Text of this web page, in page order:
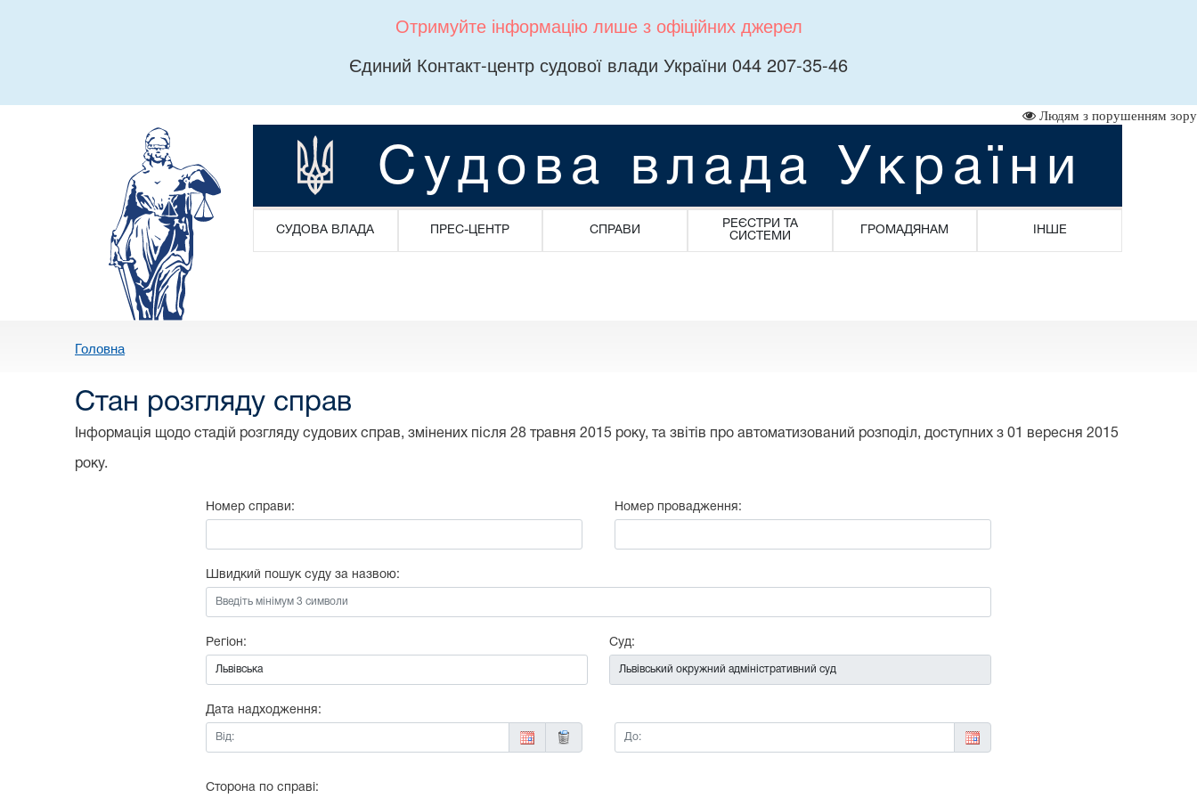
Отримуйте інформацію лише з офіційних джерел
Єдиний Контакт-центр судової влади України 044 207-35-46
Людям з порушенням зору
Судова влада України
СУДОВА ВЛАДА ПРЕС-ЦЕНТР СПРАВИ
РЕЄСТРИ ТА
СИСТЕМИ
ГРОМАДЯНАМ ІНШЕ
Головна
Стан розгляду справ
Інформація щодо стадій розгляду судових справ, змінених після 28 травня 2015 року, та звітів про автоматизований розподіл, доступних з 01 вересня 2015
року.
Номер справи: Номер провадження:
Швидкий пошук суду за назвою:
Регіон: Суд:
Дата надходження:
Від:
До:
Сторона по справі: